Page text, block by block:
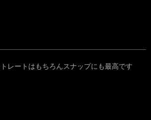
レートはもちろんスナップにも最高です